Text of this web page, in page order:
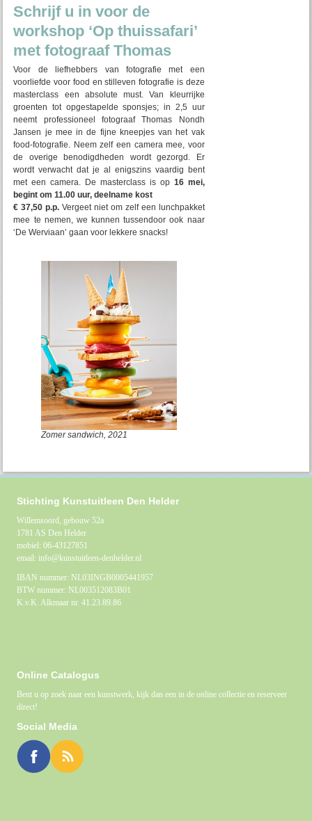
Schrijf u in voor de
workshop ‘Op thuissafari’
met fotograaf Thomas
Voor de liefhebbers van fotografie met een
voorliefde voor food en stilleven fotografie is deze
masterclass een absolute must. Van kleurrijke
groenten tot opgestapelde sponsjes; in 2,5 uur
neemt professioneel fotograaf Thomas Nondh
Jansen je mee in de fijne kneepjes van het vak
food-fotografie. Neem zelf een camera mee, voor
de overige benodigdheden wordt gezorgd. Er
wordt verwacht dat je al enigszins vaardig bent
met een camera. De masterclass is op 16 mei,
begint om 11.00 uur, deelname kost
€ 37,50 p.p. Vergeet niet om zelf een lunchpakket
mee te nemen, we kunnen tussendoor ook naar
‘De Werviaan’ gaan voor lekkere snacks!
Zomer sandwich, 2021
Stichting Kunstuitleen Den Helder
Willemsoord, gebouw 52a
1781 AS Den Helder
mobiel: 06-43127851
email: info@kunstuitleen-denhelder.nl
IBAN nummer: NL03INGB0005441957
BTW nummer: NL003512083B01
K.v.K. Alkmaar nr. 41.23.89.86
Online Catalogus
Bent u op zoek naar een kunstwerk, kijk dan een in de online collectie en reserveer
direct!
Social Media